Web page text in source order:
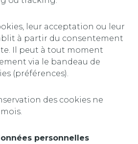
leur acceptation ou leur
à partir du consentement
Il peut à tout moment
via le bandeau de
(préférences).
des cookies ne
personnelles